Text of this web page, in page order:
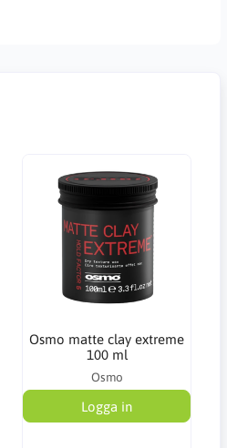
Osmo matte clay extreme
100 ml
Osmo
Logga in